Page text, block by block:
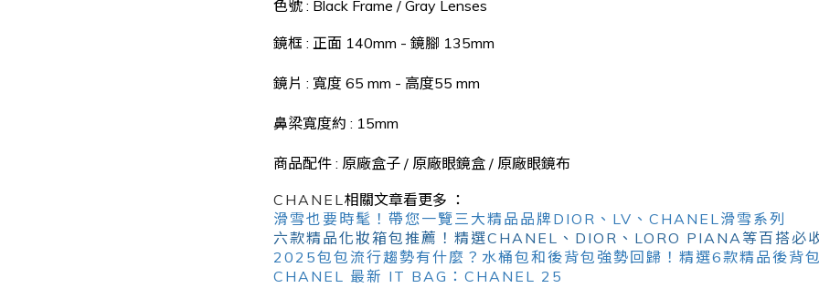
色號 : Black Frame / Gray Lenses
鏡框 : 正面 140mm - 鏡腳 135mm
鏡片 : 寬度 65 mm - 高度55 mm
鼻梁寬度約 : 15mm
商品配件 : 原廠盒子 / 原廠眼鏡盒 / 原廠眼鏡布
CHANEL相關文章看更多 ：
滑雪也要時髦！帶您一覽三大精品品牌DIOR、LV、CHANEL滑雪系列
六款精品化妝箱包推薦！精選CHANEL、DIOR、LORO PIANA等百搭必
2025包包流行趨勢有什麼？水桶包和後背包強勢回歸！精選6款精品後背
CHANEL 最新 IT BAG：CHANEL 25